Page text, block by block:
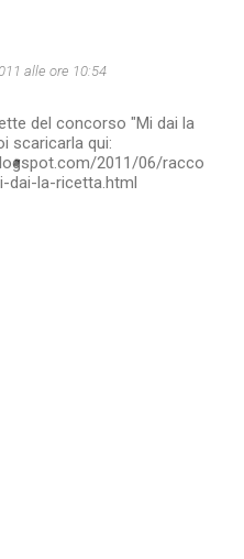
alle ore 10:54
del concorso "Mi dai la
scaricarla qui:
2011/06/racco
dai-la-ricetta.html